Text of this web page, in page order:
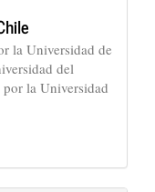
la Universidad de
del
la Universidad